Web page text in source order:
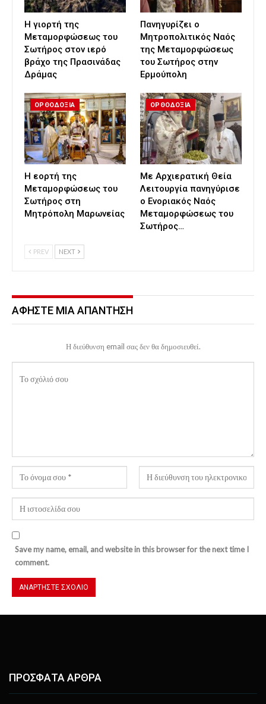
Η γιορτή της
Μεταμορφώσεως του
Σωτήρος στον ιερό
βράχο της Πρασινάδας
Δράμας
Πανηγυρίζει ο
Μητροπολιτικός Ναός
της Μεταμορφώσεως
του Σωτήρος στην
Ερμούπολη
ΟΡΘΟΔΟΞΙΑ
Η εορτή της
Μεταμορφώσεως του
Σωτήρος στη
Μητρόπολη Μαρωνείας
ΟΡΘΟΔΟΞΙΑ
Με Αρχιερατική Θεία
Λειτουργία πανηγύρισε
ο Ενοριακός Ναός
Μεταμορφώσεως του
Σωτήρος…
PREV NEXT
ΑΦΉΣΤΕ ΜΙΑ ΑΠΆΝΤΗΣΗ
Η διεύθυνση email σας δεν θα δημοσιευθεί.
Save my name, email, and website in this browser for the next time I
comment.
ΠΡΟΣΦΑΤΑ ΑΡΘΡΑ